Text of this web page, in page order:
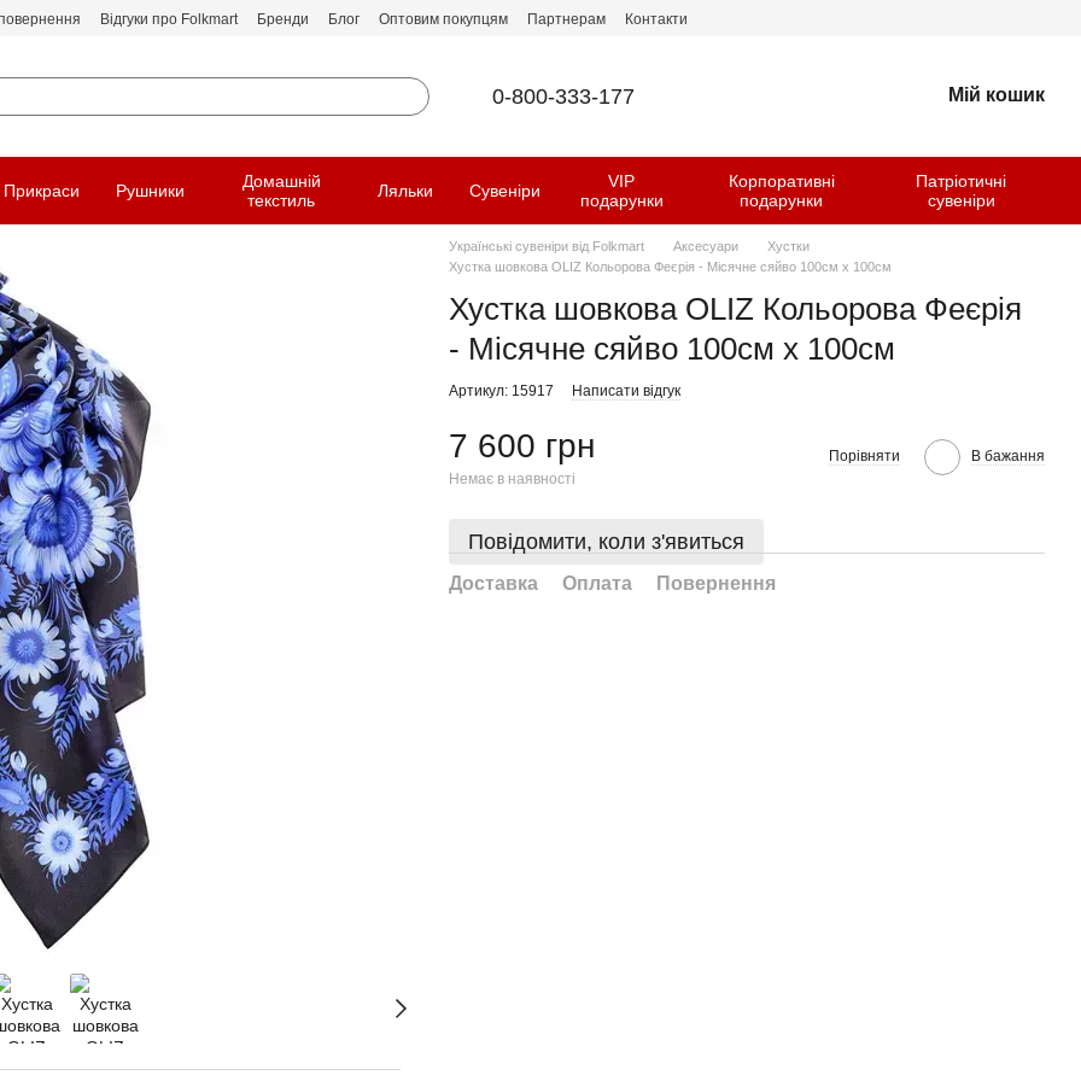
Відгуки про Folkmart Бренди Блог Оптовим покупцям Партнерам Контакти
0-800-333-177 Мій кошик
Прикраси Рушники
Домашній
текстиль
Ляльки Сувеніри
VIP
подарунки
Корпоративні
подарунки
Патріотичні
сувеніри
Українські сувеніри від Folkmart Аксесуари
Хустки
Хустка шовкова OLIZ Кольорова Феєрія - Місячне сяйво 100см х 100см
Хустка шовкова OLIZ Кольорова Феєрія
- Місячне сяйво 100см х 100см
Артикул: 15917 Написати відгук
7 600 грн
Немає в наявності
Порівняти В бажання
Повідомити, коли з'явиться
Доставка Оплата Повернення